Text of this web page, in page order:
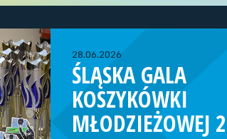
28.06.2026
ŚLĄSKA GALA
KOSZYKÓWKI
MŁODZIEŻOWEJ